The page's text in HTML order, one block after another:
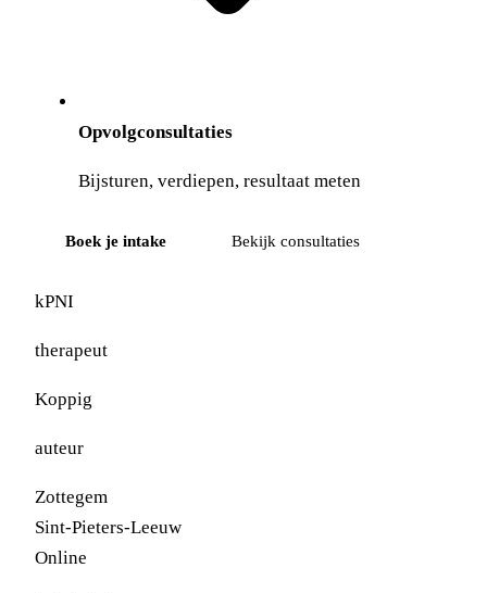
Opvolgconsultaties
Bijsturen, verdiepen, resultaat meten
Boek je intake Bekijk consultaties
kPNI
therapeut
Koppig
auteur
Zottegem
Sint-Pieters-Leeuw
Online